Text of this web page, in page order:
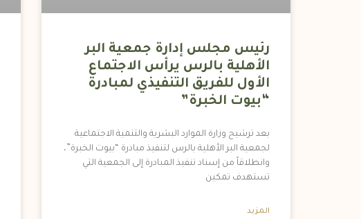
رئيس مجلس إدارة جمعية البر
الأهلية بالرس يرأس الاجتماع
الأول للفريق التنفيذي لمبادرة
“بيوت الخبرة”
بعد ترشيح وزارة الموارد البشرية والتنمية الاجتماعية
لجمعية البر الأهلية بالرس لتنفيذ مبادرة “بيوت الخبرة”،
وانطلاقاً من إسناد تنفيذ المبادرة إلى الجمعية التي
تستهدف تمكين
المزيد